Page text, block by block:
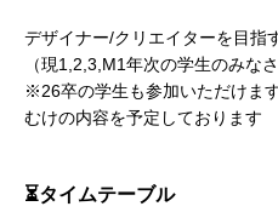
デザイナー/クリエイターを目指
（現1,2,3,M1年次の学生のみなさ
※26卒の学生も参加いただけま
むけの内容を予定しております
⏳タイムテーブル